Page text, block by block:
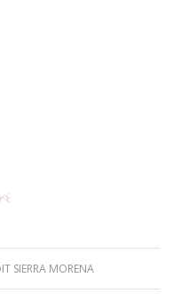
SIERRA MORENA